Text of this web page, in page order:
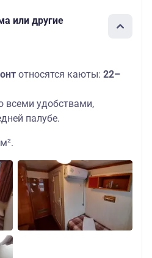
или другие
относятся каюты: 22–
всеми удобствами,
палубе.